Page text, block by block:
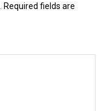
Required fields are